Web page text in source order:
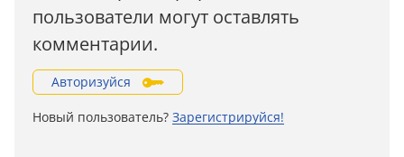
пользователи могут оставлять
комментарии.
Авторизуйся
Новый пользователь? Зарегистрируйся!